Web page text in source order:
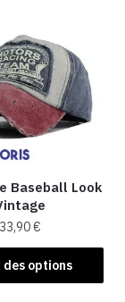
Baseball Look
33,90€
des options
Ce
produit